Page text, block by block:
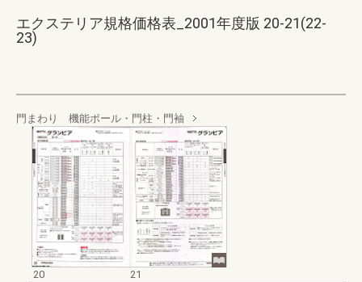
エクステリア規格価格表_2001年度版 20-21(22-
23)
門まわり 機能ポール・門柱・門袖
20
21